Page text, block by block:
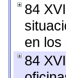
84
en los
84